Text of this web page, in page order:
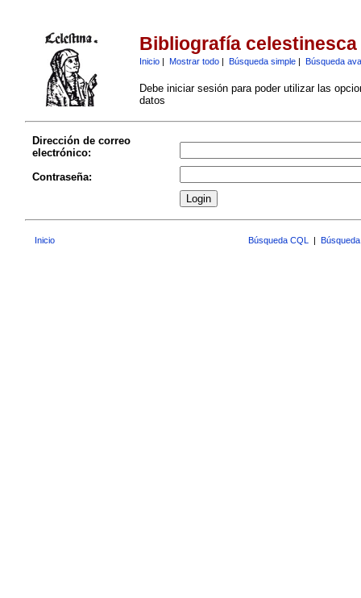
Bibliografía celestinesca
Inicio| Mostrar todo| Búsqueda simple| Búsqueda
Debe iniciar sesión para poder utilizar las
datos
Dirección de correo
electrónico:
Contraseña:
Inicio Búsqueda CQL |